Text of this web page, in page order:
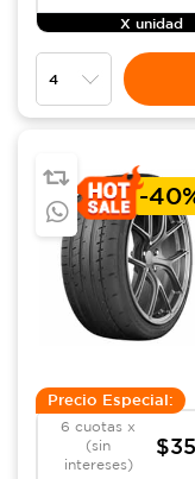
X unidad
-
Precio Especial:
6 cuotas x
(sin
intereses)